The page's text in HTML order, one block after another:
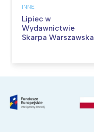
INNE
Lipiec w
Wydawnictwie
Skarpa Warszawska